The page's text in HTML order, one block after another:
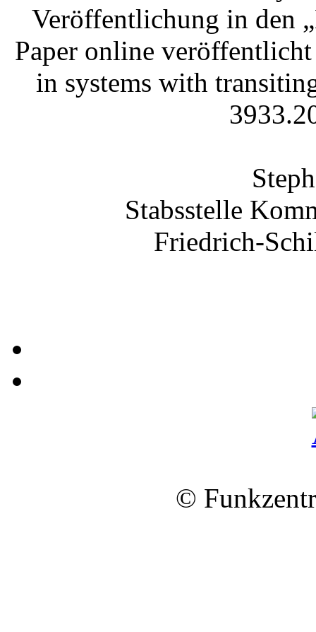
Veröffentlichung in den
Paper online
in systems with
Stabsstelle
Friedrich-
©